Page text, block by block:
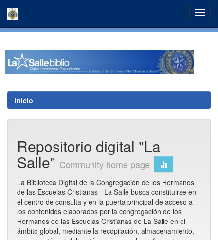
Inicio
Repositorio digital "La
Salle" Community home page
La Biblioteca Digital de la Congregación de los Hermanos
de las Escuelas Cristianas - La Salle busca constituirse en
el centro de consulta y en la puerta principal de acceso a
los contenidos elaborados por la congregación de los
Hermanos de las Escuelas Cristianas de La Salle en el
ámbito global, mediante la recopilación, almacenamiento,